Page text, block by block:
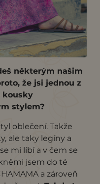
některým našim
že jsi jednou z
kousky
stylem?
oblečení. Takže
ale taky legíny a
mi líbí a v čem se
jsem do té
a zároveň